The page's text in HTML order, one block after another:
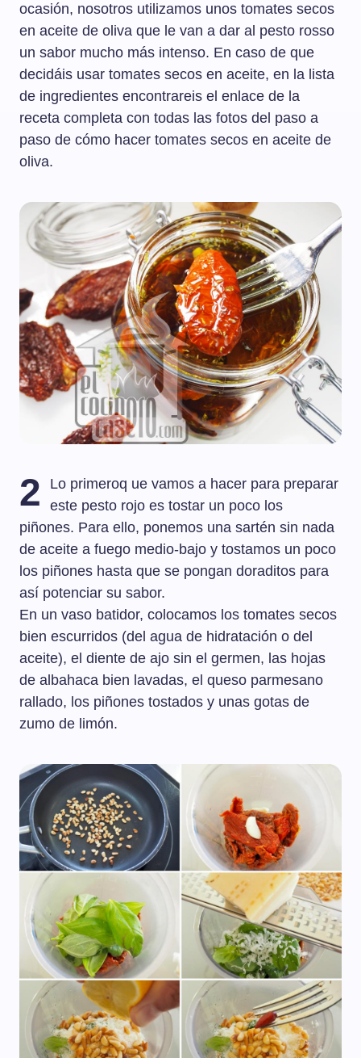
ocasión, nosotros utilizamos unos tomates secos
en aceite de oliva que le van a dar al pesto rosso
un sabor mucho más intenso. En caso de que
decidáis usar tomates secos en aceite, en la lista
de ingredientes encontrareis el enlace de la
receta completa con todas las fotos del paso a
paso de cómo hacer tomates secos en aceite de
oliva.
2
Lo primeroq ue vamos a hacer para preparar
este pesto rojo es tostar un poco los
piñones. Para ello, ponemos una sartén sin nada
de aceite a fuego medio-bajo y tostamos un poco
los piñones hasta que se pongan doraditos para
así potenciar su sabor.
En un vaso batidor, colocamos los tomates secos
bien escurridos (del agua de hidratación o del
aceite), el diente de ajo sin el germen, las hojas
de albahaca bien lavadas, el queso parmesano
rallado, los piñones tostados y unas gotas de
zumo de limón.